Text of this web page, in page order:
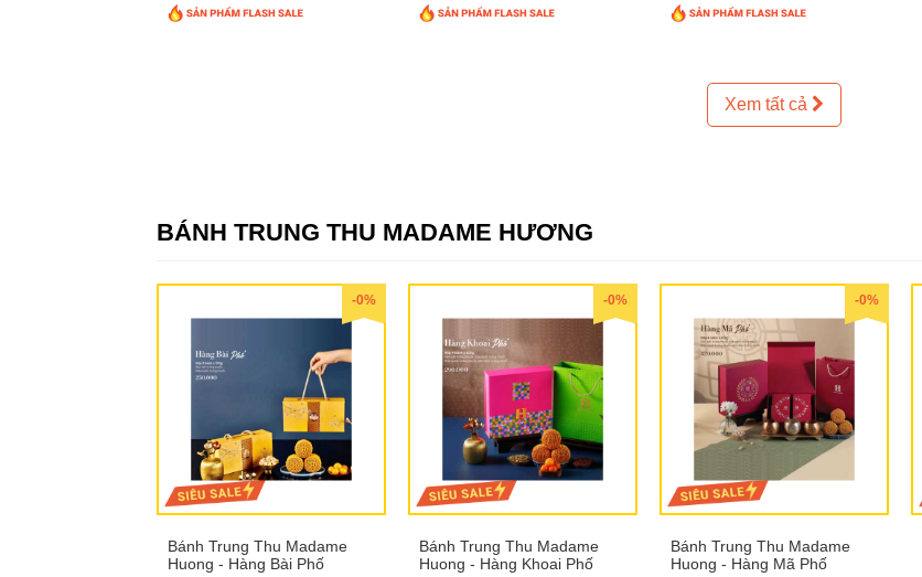
Xem tất cả
BÁNH TRUNG THU MADAME HƯƠNG
-0%
Bánh Trung Thu Madame
Huong - Hàng Bài Phố
-0%
Bánh Trung Thu Madame
Huong - Hàng Khoai Phố
-0%
Bánh Trung Thu Madame
Huong - Hàng Mã Phố